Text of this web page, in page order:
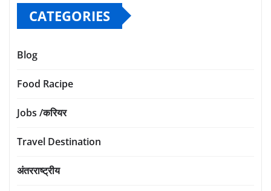
CATEGORIES
Blog
Food Racipe
Jobs /करियर
Travel Destination
अंतरराष्ट्रीय